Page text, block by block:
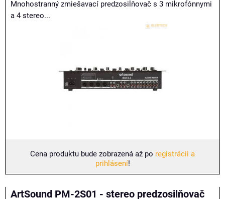
Mnohostranný zmiešavací predzosilňovač s 3 mikrofónnymi
a 4 stereo...
Cena produktu bude zobrazená až po registrácii a
prihlásení!
ArtSound PM-2S01 - stereo predzosilňovač